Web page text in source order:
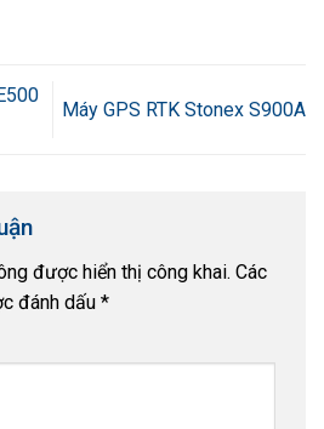
Máy GPS RTK Stonex S900A
được hiển thị công khai. Các
đánh dấu *